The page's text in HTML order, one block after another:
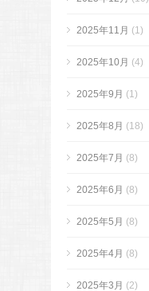
2025年11月 (1)
2025年10月 (4)
2025年9月 (1)
2025年8月 (18)
2025年7月 (8)
2025年6月 (8)
2025年5月 (8)
2025年4月 (8)
2025年3月 (2)